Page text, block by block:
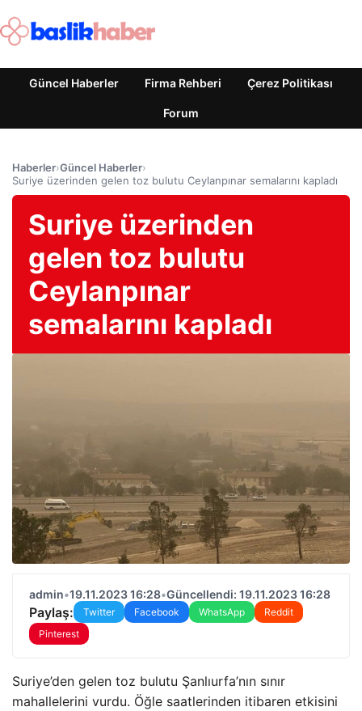
Güncel Haberler Firma Rehberi Çerez Politikası
Forum
Haberler›Güncel Haberler›
Suriye üzerinden gelen toz bulutu Ceylanpınar semalarını kapladı
Suriye üzerinden
gelen toz bulutu
Ceylanpınar
semalarını kapladı
admin•19.11.2023 16:28•Güncellendi: 19.11.2023 16:28
Paylaş: Twitter Facebook WhatsApp
Reddit
Pinterest
Suriye’den gelen toz bulutu Şanlıurfa’nın sınır
mahallelerini vurdu. Öğle saatlerinden itibaren etkisini